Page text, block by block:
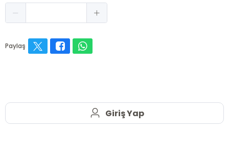
Paylaş
Giriş Yap